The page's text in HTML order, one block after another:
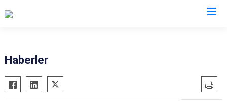
Akseki
Alanya
Haberler